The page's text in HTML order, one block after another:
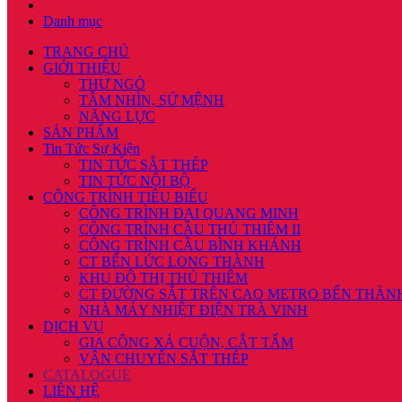
Danh mục
TRANG CHỦ
GIỚI THIỆU
THƯ NGỎ
TẦM NHÌN, SỨ MỆNH
NĂNG LỰC
SẢN PHẨM
Tin Tức Sự Kiện
TIN TỨC SẮT THÉP
TIN TỨC NỘI BỘ
CÔNG TRÌNH TIÊU BIỂU
CÔNG TRÌNH ĐẠI QUANG MINH
CÔNG TRÌNH CẦU THỦ THIÊM II
CÔNG TRÌNH CẦU BÌNH KHÁNH
CT BẾN LỨC LONG THÀNH
KHU ĐÔ THỊ THỦ THIÊM
CT ĐƯỜNG SẮT TRÊN CAO METRO BẾN
NHÀ MÁY NHIỆT ĐIỆN TRÀ VINH
DỊCH VỤ
GIA CÔNG XẢ CUỘN, CẮT TẤM
VẬN CHUYỂN SẮT THÉP
CATALOGUE
LIÊN HỆ